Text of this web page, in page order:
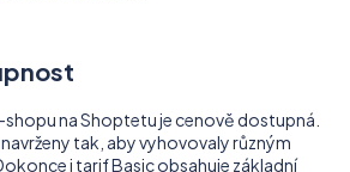
na Shoptetu je cenově dostupná.
tak, aby vyhovovaly různým
i tarif Basic obsahuje základní